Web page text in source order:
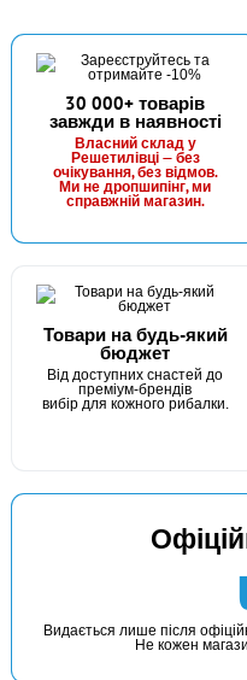
#20/20-004-600
40 грн
30 000+ товарів
завжди в наявності
Власний склад у
Решетилівці — без
очікування, без відмов.
Ми не дропшипінг, ми
справжній магазин.
Товари на будь-який
бюджет
Від доступних снастей до
преміум-брендів
вибір для кожного рибалки.
Видається лише після
Не кожен